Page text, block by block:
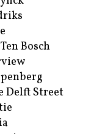
Bosch
Delft Street